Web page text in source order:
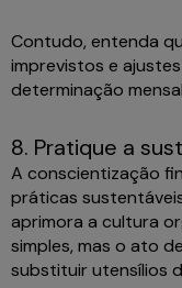
Contudo, entenda
imprevistos e
determinação
8. Pratique a
A conscientização
práticas
aprimora a cultura
simples, mas o ato
substituir utensílios